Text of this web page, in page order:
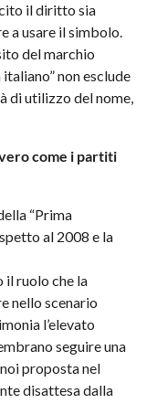
il diritto sia
a usare il simbolo.
del marchio
non esclude
di utilizzo del nome,
come i partiti
“Prima
al 2008 e la
il ruolo che la
nello scenario
l’elevato
seguire una
proposta nel
disattesa dalla